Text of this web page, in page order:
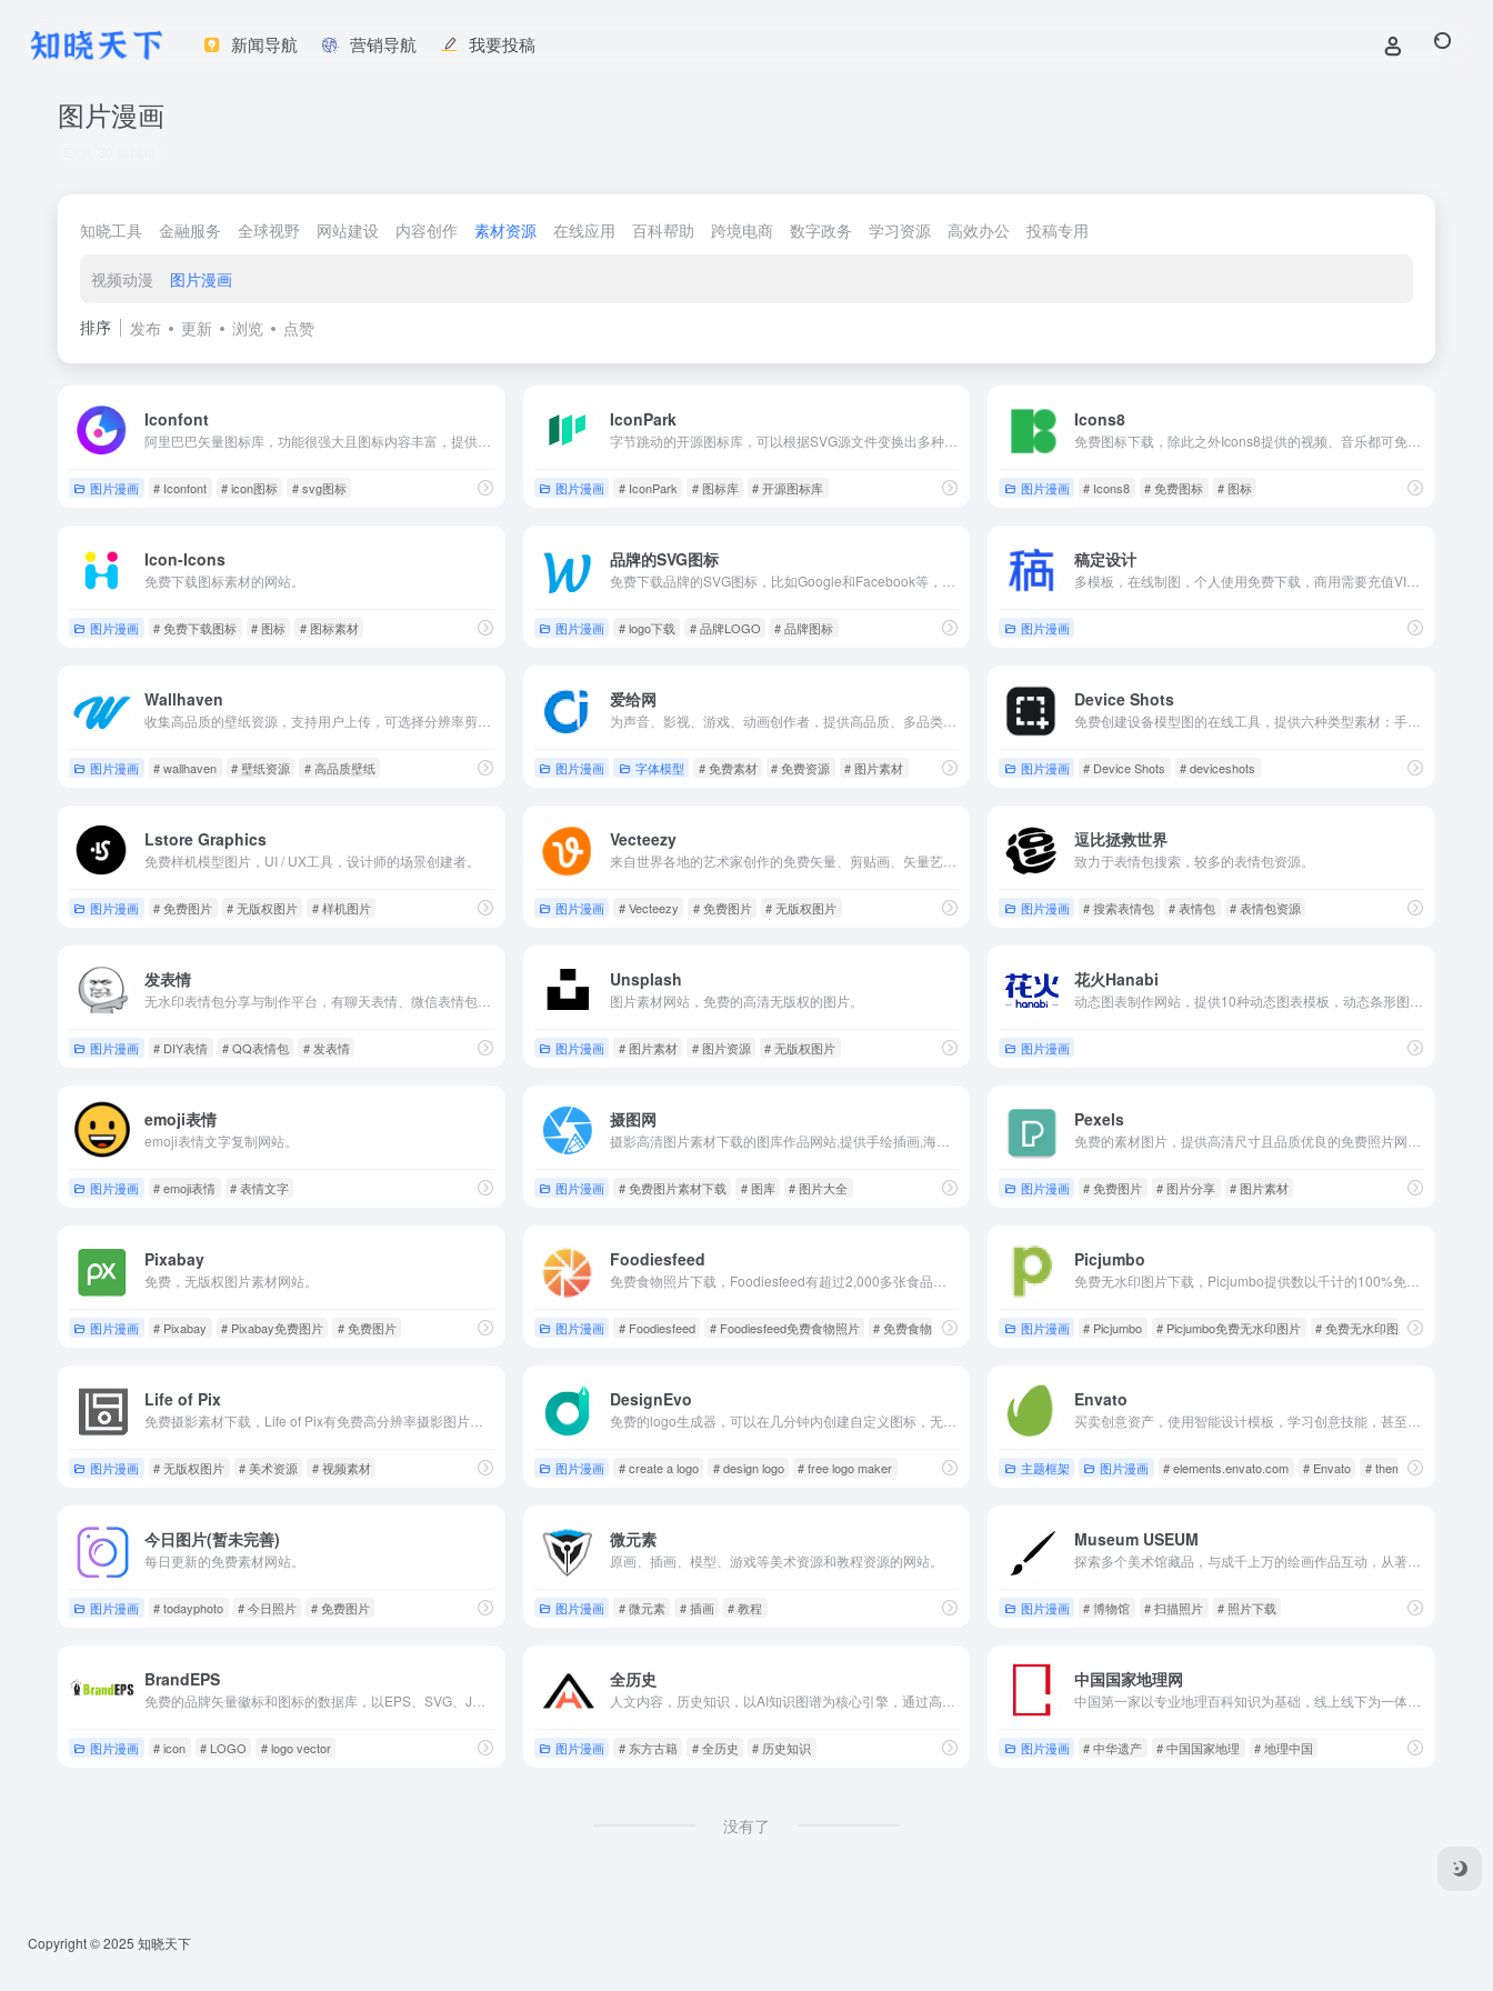
新闻导航 营销导航 我要投稿
图片漫画
知晓工具 金融服务 全球视野 网站建设 内容创作 素材资源 在线应用 百科帮助 跨境电商 数字政务 学习资源 高效办公 投稿专用
视频动漫 图片漫画
排序 发布 更新 浏览 点赞
Iconfont
图片漫画 # Iconfont # icon图标 # svg图标
IconPark
字节跳动的开源图标库，可以根据SVG源文件变换出多种主题。
图片漫画 # IconPark # 图标库 # 开源图标库
Icons8
图片漫画 # Icons8 # 免费图标 # 图标
Icon-Icons
免费下载图标素材的网站。
图片漫画 # 免费下载图标 # 图标 # 图标素材
品牌的SVG图标
图片漫画 # logo下载 # 品牌LOGO # 品牌图标
稿定设计
图片漫画
Wallhaven
图片漫画 # wallhaven # 壁纸资源 # 高品质壁纸
爱给网
为声音、影视、游戏、动画创作者，提供高品质、多品类、优秀的创意作品服务。
图片漫画 字体模型 # 免费素材 # 免费资源 # 图片素材
Device Shots
图片漫画 # Device Shots # deviceshots
Lstore Graphics
免费样机模型图片，UI / UX工具，设计师的场景创建者。
图片漫画 # 免费图片 # 无版权图片 # 样机图片
Vecteezy
来自世界各地的艺术家创作的免费矢量、剪贴画、矢量艺术图像、设计模板和插图。
图片漫画 # Vecteezy # 免费图片 # 无版权图片
逗比拯救世界
致力于表情包搜索，较多的表情包资源。
图片漫画 # 搜索表情包 # 表情包 # 表情包资源
发表情
图片漫画 # DIY表情 # QQ表情包 # 发表情
Unsplash
图片素材网站，免费的高清无版权的图片。
图片漫画 # 图片素材 # 图片资源 # 无版权图片
花火Hanabi
图片漫画
emoji表情
emoji表情文字复制网站。
图片漫画 # emoji表情 # 表情文字
摄图网
摄影高清图片素材下载的图库作品网站,提供手绘插画,海报,ppt模板,科技,城市,商务,建筑,风景,美食,家居,外景,背景等好看的图片设计素材可供下载。
图片漫画 # 免费图片素材下载 # 图库 # 图片大全
Pexels
图片漫画 # 免费图片 # 图片分享 # 图片素材
Pixabay
免费，无版权图片素材网站。
图片漫画 # Pixabay # Pixabay免费图片 # 免费图片
Foodiesfeed
图片漫画 # Foodiesfeed # Foodiesfeed免费食物照片 # 免费食物照片
Picjumbo
图片漫画 # Picjumbo # Picjumbo免费无水印图片 # 免费无水印图片
Life of Pix
图片漫画 # 无版权图片 # 美术资源 # 视频素材
DesignEvo
免费的logo生成器，可以在几分钟内创建自定义图标，无需设计经验，只免费下载低像素的图标logo。
图片漫画 # create a logo # design logo # free logo maker
Envato
主题框架 图片漫画 # elements.envato.com # Envato # themeforest.net
今日图片(暂未完善)
每日更新的免费素材网站。
图片漫画 # todayphoto # 今日照片 # 免费图片
微元素
原画、插画、模型、游戏等美术资源和教程资源的网站。
图片漫画 # 微元素 # 插画 # 教程
Museum USEUM
图片漫画 # 博物馆 # 扫描照片 # 照片下载
BrandEPS
图片漫画 # icon # LOGO # logo vector
全历史
图片漫画 # 东方古籍 # 全历史 # 历史知识
中国国家地理网
图片漫画 # 中华遗产 # 中国国家地理 # 地理中国
没有了
Copyright © 2025 知晓天下